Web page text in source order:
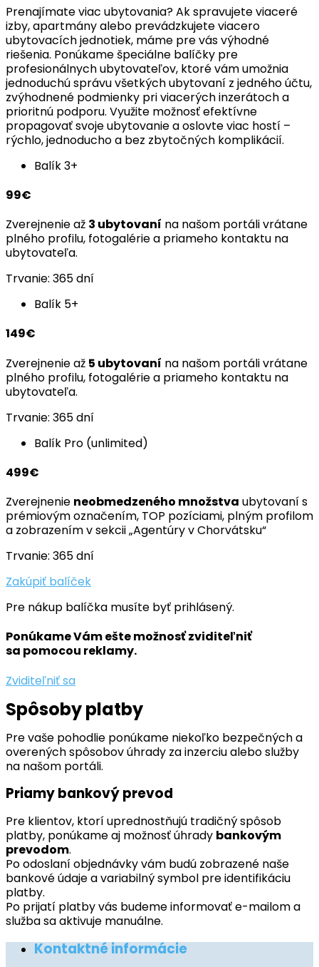
Prenajímate viac ubytovania? Ak spravujete viaceré
izby, apartmány alebo prevádzkujete viacero
ubytovacích jednotiek, máme pre vás výhodné
riešenia. Ponúkame špeciálne balíčky pre
profesionálnych ubytovateľov, ktoré vám umožnia
jednoduchú správu všetkých ubytovaní z jedného účtu,
zvýhodnené podmienky pri viacerých inzerátoch a
prioritnú podporu. Využite možnosť efektívne
propagovať svoje ubytovanie a oslovte viac hostí –
rýchlo, jednoducho a bez zbytočných komplikácií.
Balík 3+
99€
Zverejnenie až 3 ubytovaní na našom portáli vrátane
plného profilu, fotogalérie a priameho kontaktu na
ubytovateľa.
Trvanie: 365 dní
Balík 5+
149€
Zverejnenie až 5 ubytovaní na našom portáli vrátane
plného profilu, fotogalérie a priameho kontaktu na
ubytovateľa.
Trvanie: 365 dní
Balík Pro (unlimited)
499€
Zverejnenie neobmedzeného množstva ubytovaní s
prémiovým označením, TOP pozíciami, plným profilom
a zobrazením v sekcii „Agentúry v Chorvátsku“
Trvanie: 365 dní
Zakúpiť balíček
Pre nákup balíčka musíte byť prihlásený.
Ponúkame Vám ešte možnosť zviditeľniť
sa pomocou reklamy.
Zviditeľniť sa
Spôsoby platby
Pre vaše pohodlie ponúkame niekoľko bezpečných a
overených spôsobov úhrady za inzerciu alebo služby
na našom portáli.
Priamy bankový prevod
Pre klientov, ktorí uprednostňujú tradičný spôsob
platby, ponúkame aj možnosť úhrady bankovým
prevodom.
Po odoslaní objednávky vám budú zobrazené naše
bankové údaje a variabilný symbol pre identifikáciu
platby.
Po prijatí platby vás budeme informovať e-mailom a
služba sa aktivuje manuálne.
Kontaktné informácie